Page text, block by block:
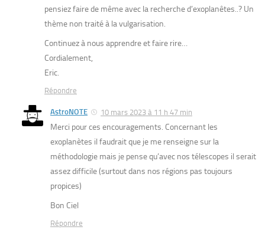
pensiez faire de même avec la recherche d’exoplanêtes..? Un
thème non traité à la vulgarisation.
Continuez à nous apprendre et faire rire…
Cordialement,
Eric.
Répondre
AstroNOTE 10 mars 2023 à 11 h 47 min
Merci pour ces encouragements. Concernant les
exoplanètes il faudrait que je me renseigne sur la
méthodologie mais je pense qu’avec nos télescopes il serait
assez difficile (surtout dans nos régions pas toujours
propices)
Bon Ciel
Répondre